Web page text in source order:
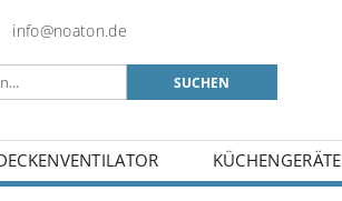
info@noaton.de
KÜCHENGERÄTE